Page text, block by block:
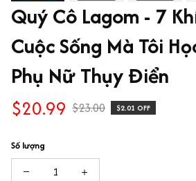
Quý Cô Lagom - 7
Cuộc Sống Mà Tôi
Phụ Nữ Thụy Điển
$20.99 $23.00 $2.01 OFF
Số lượng